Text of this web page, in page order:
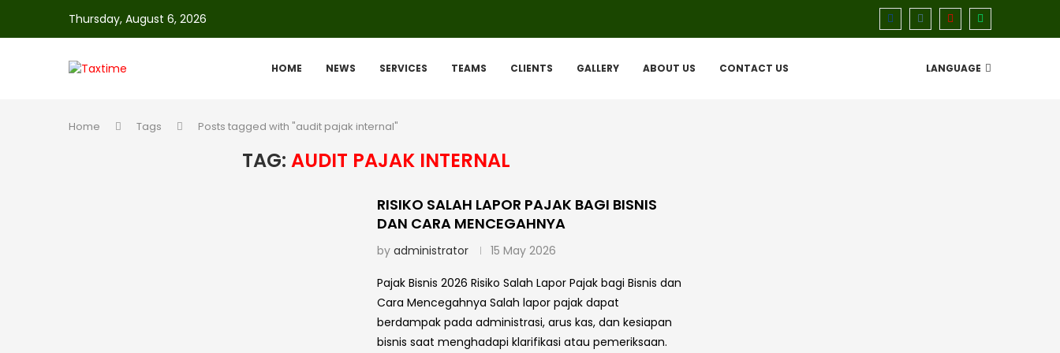
Thursday, August 6, 2026
HOME NEWS SERVICES TEAMS CLIENTS GALLERY ABOUT US CONTACT US LANGUAGE
Home Tags Posts tagged with "audit pajak internal"
TAG: AUDIT PAJAK INTERNAL
RISIKO SALAH LAPOR PAJAK BAGI BISNIS
DAN CARA MENCEGAHNYA
by administrator 15 May 2026
Pajak Bisnis 2026 Risiko Salah Lapor Pajak bagi Bisnis dan
Cara Mencegahnya Salah lapor pajak dapat
berdampak pada administrasi, arus kas, dan kesiapan
bisnis saat menghadapi klarifikasi atau pemeriksaan.